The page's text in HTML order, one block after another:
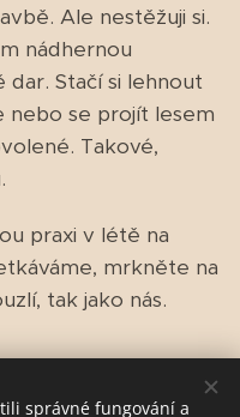
Ale nestěžuji si.
nádhernou
Stačí si lehnout
nebo se projít lesem
Takové,
praxi v létě na
mrkněte na
tak jako nás.
správné fungování a